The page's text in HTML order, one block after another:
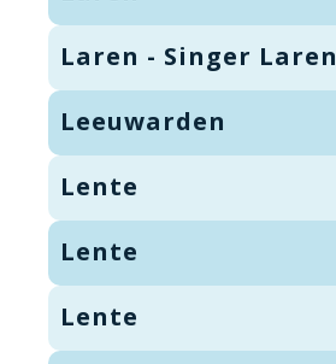
Laren - Singer Laren
Leeuwarden
Lente
Lente
Lente